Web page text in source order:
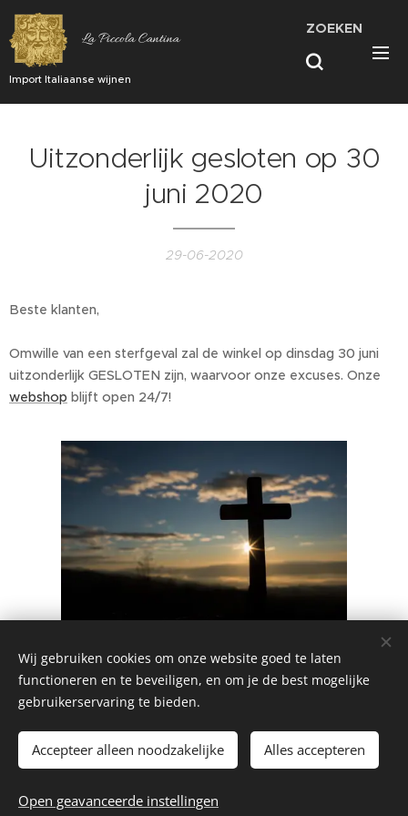
La Piccola Cantina
Import Italiaanse wijnen
ZOEKEN
Uitzonderlijk gesloten op 30
juni 2020
29-06-2020
Beste klanten,
Omwille van een sterfgeval zal de winkel op dinsdag 30 juni
uitzonderlijk GESLOTEN zijn, waarvoor onze excuses. Onze
webshop blijft open 24/7!
© 2026 La Piccola Cantina
Website bydry.media
Wij gebruiken cookies om onze website goed te laten
functioneren en te beveiligen, en om je de best mogelijke
gebruikerservaring te bieden.
Accepteer alleen noodzakelijke Alles accepteren
Open geavanceerde instellingen